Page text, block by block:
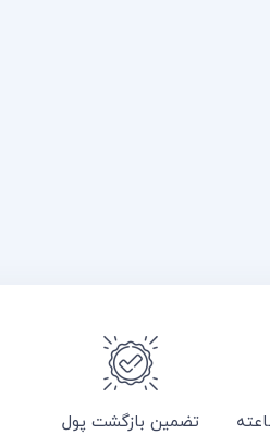
تضمین بازگشت پول